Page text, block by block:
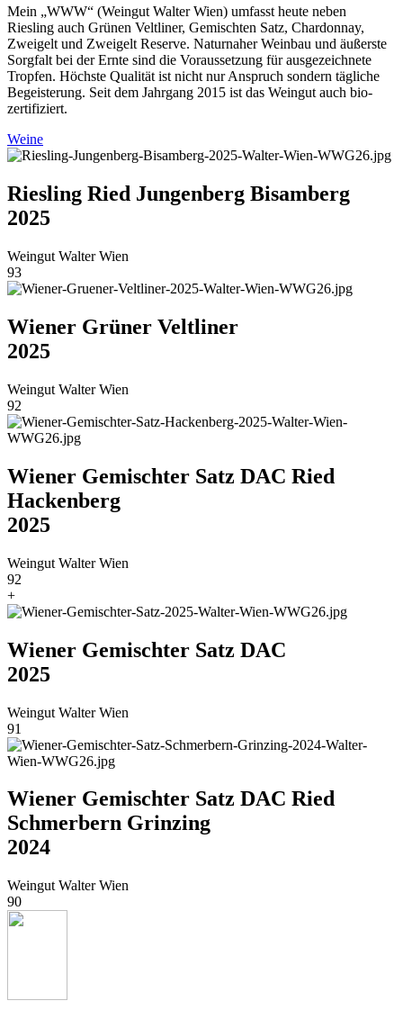
Mein „WWW“ (Weingut Walter Wien) umfasst heute neben
Riesling auch Grünen Veltliner, Gemischten Satz, Chardonnay,
Zweigelt und Zweigelt Reserve. Naturnaher Weinbau und äußerste
Sorgfalt bei der Ernte sind die Voraussetzung für ausgezeichnete
Tropfen. Höchste Qualität ist nicht nur Anspruch sondern tägliche
Begeisterung. Seit dem Jahrgang 2015 ist das Weingut auch bio-
zertifiziert.
Weine
Riesling Ried Jungenberg Bisamberg
2025
Weingut Walter Wien
93
Wiener Grüner Veltliner
2025
Weingut Walter Wien
92
Wiener Gemischter Satz DAC Ried
Hackenberg
2025
Weingut Walter Wien
92
+
Wiener Gemischter Satz DAC
2025
Weingut Walter Wien
91
Wiener Gemischter Satz DAC Ried
Schmerbern Grinzing
2024
Weingut Walter Wien
90